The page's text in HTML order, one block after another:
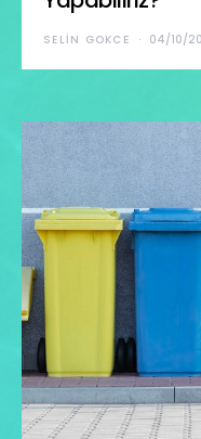
SELIN GOKCE 04/10/